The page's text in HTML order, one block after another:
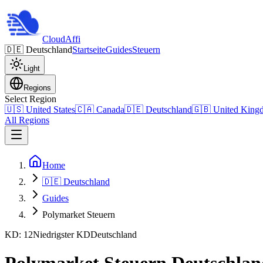
CloudAffi
🇩🇪 DeutschlandStartseiteGuidesSteuern
Light
Regions
Select Region
🇺🇸 United States🇨🇦 Canada🇩🇪 Deutschland🇬🇧 United
All Regions
Home
🇩🇪 Deutschland
Guides
Polymarket Steuern
KD: 12Niedrigster KDDeutschland